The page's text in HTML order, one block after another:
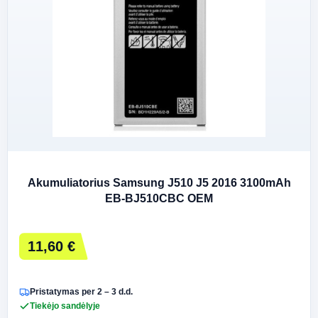
Akumuliatorius Samsung J510 J5 2016 3100mAh
EB-BJ510CBC OEM
11,60 €
Pristatymas per 2 – 3 d.d.
Tiekėjo sandėlyje